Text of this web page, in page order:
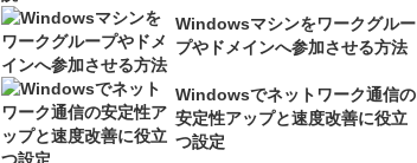
Windowsマシンをワークグルー
プやドメインへ参加させる方法
Windowsでネットワーク通信の
安定性アップと速度改善に役立
つ設定